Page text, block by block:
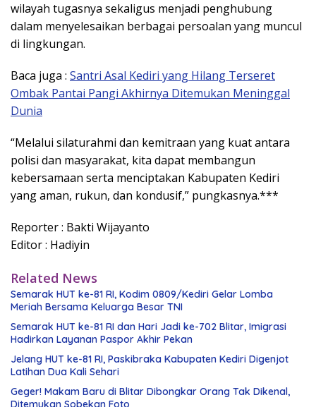
wilayah tugasnya sekaligus menjadi penghubung
dalam menyelesaikan berbagai persoalan yang muncul
di lingkungan.
Baca juga : Santri Asal Kediri yang Hilang Terseret
Ombak Pantai Pangi Akhirnya Ditemukan Meninggal
Dunia
“Melalui silaturahmi dan kemitraan yang kuat antara
polisi dan masyarakat, kita dapat membangun
kebersamaan serta menciptakan Kabupaten Kediri
yang aman, rukun, dan kondusif,” pungkasnya.***
Reporter : Bakti Wijayanto
Editor : Hadiyin
Related News
Semarak HUT ke-81 RI, Kodim 0809/Kediri Gelar Lomba
Meriah Bersama Keluarga Besar TNI
Semarak HUT ke-81 RI dan Hari Jadi ke-702 Blitar, Imigrasi
Hadirkan Layanan Paspor Akhir Pekan
Jelang HUT ke-81 RI, Paskibraka Kabupaten Kediri Digenjot
Latihan Dua Kali Sehari
Geger! Makam Baru di Blitar Dibongkar Orang Tak Dikenal,
Ditemukan Sobekan Foto